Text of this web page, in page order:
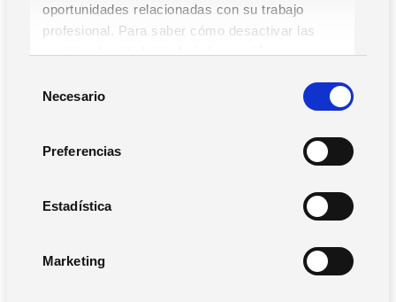
oportunidades relacionadas con su trabajo
profesional. Para saber cómo desactivar las
cookies,Lea la hoja de información.
Necesario
Preferencias
Estadística
Marketing
Soluciones para el éxito de
franquiciadores y franquiciados